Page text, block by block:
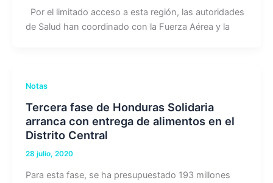
Por el limitado acceso a esta región, las autoridades
de Salud han coordinado con la Fuerza Aérea y la
Notas
Tercera fase de Honduras Solidaria
arranca con entrega de alimentos en el
Distrito Central
28 julio, 2020
Para esta fase, se ha presupuestado 193 millones